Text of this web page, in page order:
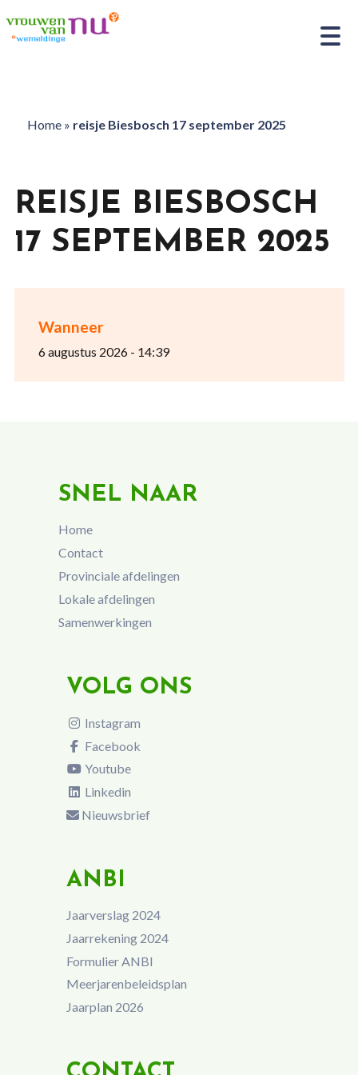
Home» reisje Biesbosch 17 september 2025
Wanneer
6 augustus 2026 - 14:39
REISJE BIESBOSCH
17 SEPTEMBER 2025
SNEL NAAR
Home
Contact
Provinciale afdelingen
Lokale afdelingen
Samenwerkingen
VOLG ONS
Instagram
Facebook
Youtube
Linkedin
Nieuwsbrief
ANBI
Jaarverslag 2024
Jaarrekening 2024
Formulier ANBI
Meerjarenbeleidsplan
Jaarplan 2026